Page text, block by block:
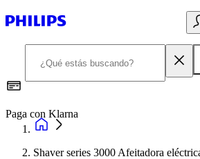
Paga con Klarna
Shaver series 3000 Afeitadora